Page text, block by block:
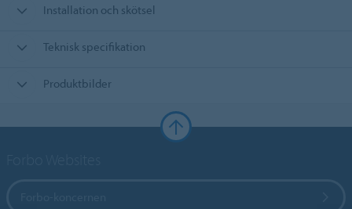
Installation och skötsel
Teknisk specifikation
Produktbilder